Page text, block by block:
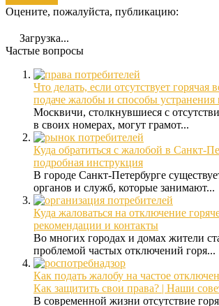
Оцените, пожалуйста, публикацию:
Загрузка...
Частые вопросы
Что делать, если отсутствует горячая
подаче жалобы и способы
Москвичи, столкнувшиеся с
в своих номерах, могут грамот...
Куда обратиться с жалобой в Санкт-
подробная инструкция
В городе Санкт-Петербурге
органов и служб, которые занимают...
Куда жаловаться на отключение
рекомендации и контакты
Во многих городах и домах жители
проблемой частых отключений горя...
Как подать жалобу на частое
Как защитить свои права? | Наши
В современной жизни отсутствие